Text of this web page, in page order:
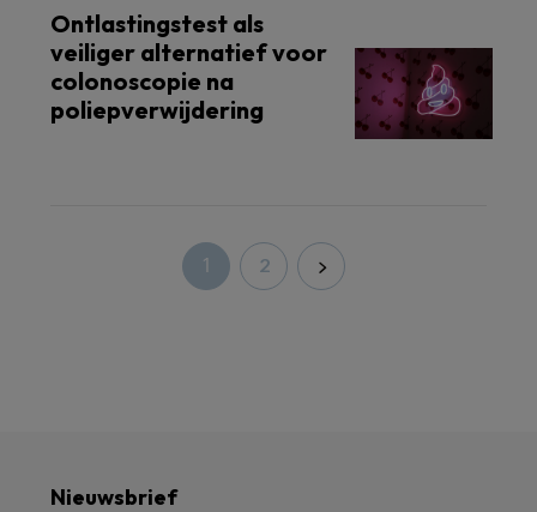
Ontlastingstest als
veiliger alternatief voor
colonoscopie na
poliepverwijdering
1 2
Nieuwsbrief